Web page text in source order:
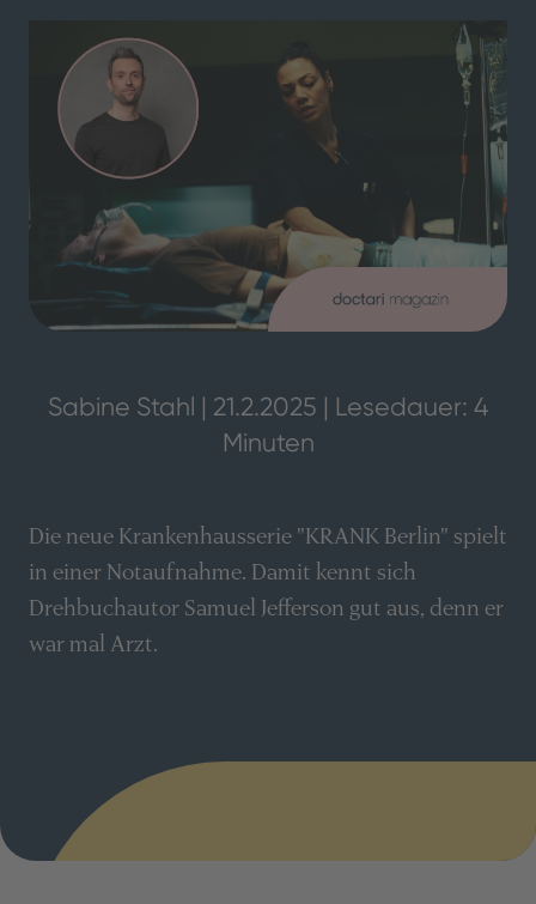
Sabine Stahl | 21.2.2025 | Lesedauer: 4
Minuten
Die neue Krankenhausserie "KRANK Berlin" spielt
in einer Notaufnahme. Damit kennt sich
Drehbuchautor Samuel Jefferson gut aus, denn er
war mal Arzt.